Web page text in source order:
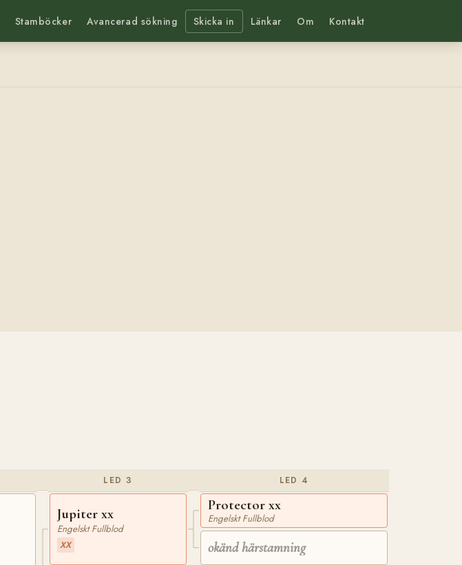
Stamböcker Avancerad sökning Skicka in Länkar Om Kontakt
LED 3
Jupiter xx
Engelskt Fullblod
XX
LED 4
Protector xx
Engelskt Fullblod
okänd härstamning